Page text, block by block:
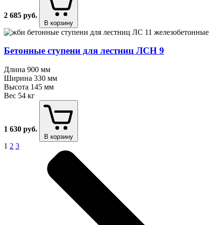
2 685 руб.
В корзину
Бетонные ступени для лестниц ЛСН 9
Длина 900 мм
Ширина 330 мм
Высота 145 мм
Вес 54 кг
1 630 руб.
В корзину
1 2 3